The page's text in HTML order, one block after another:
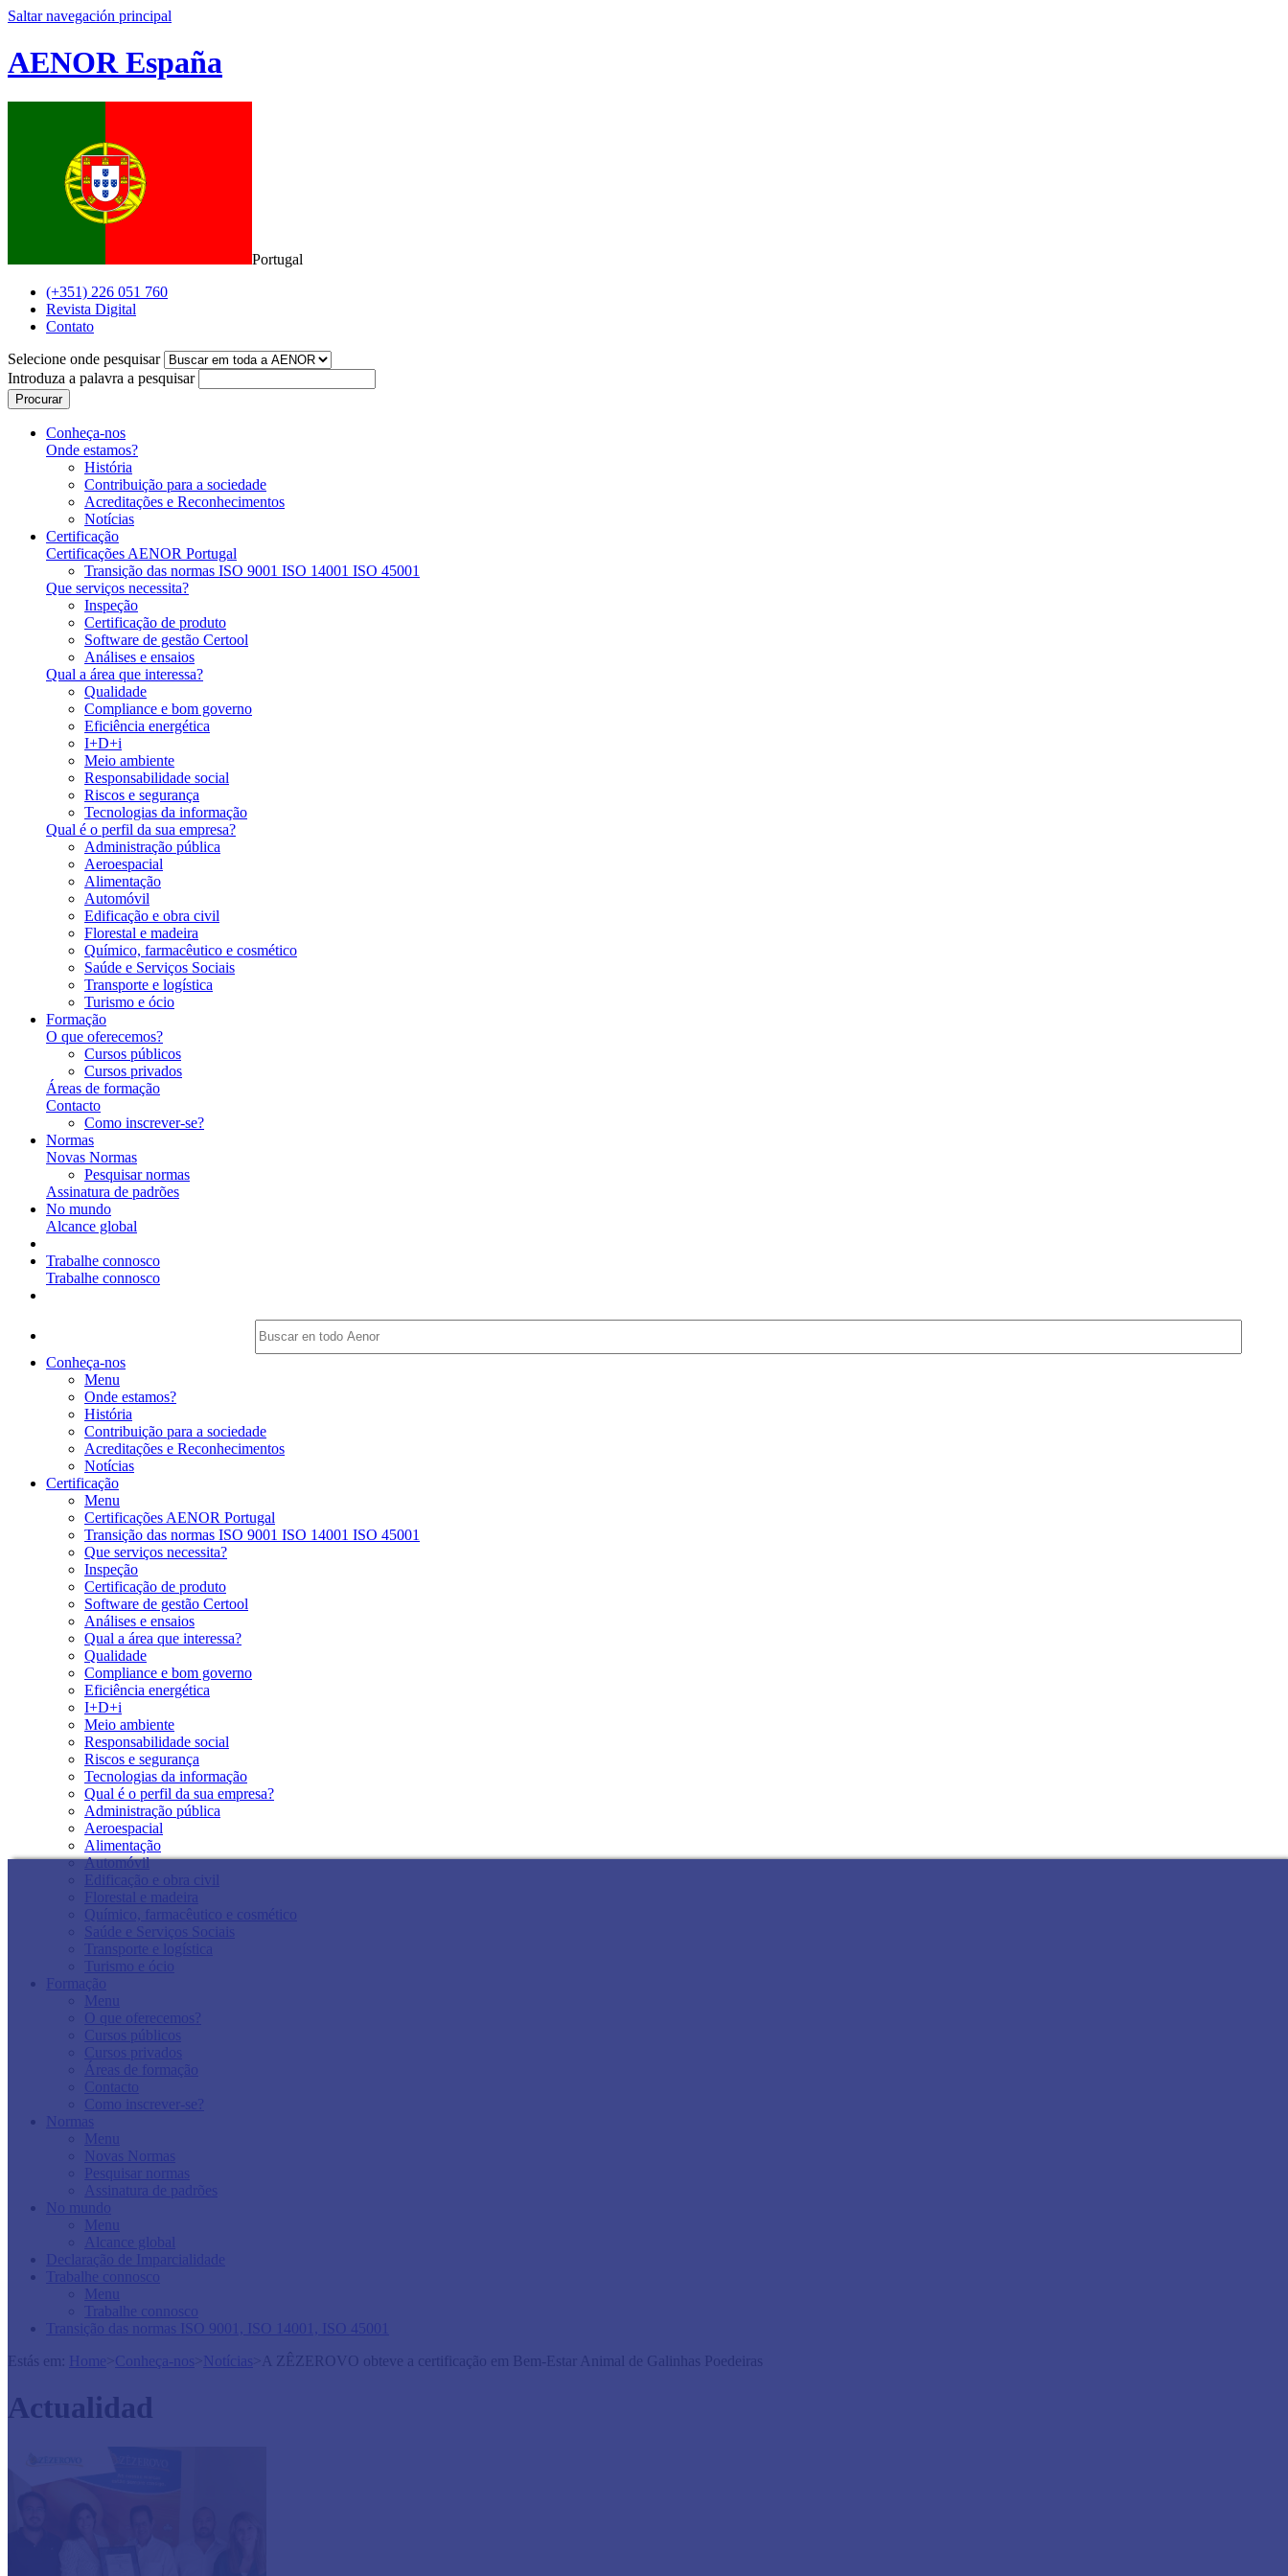
Saltar navegación principal
AENOR España
Portugal
(+351) 226 051 760
Revista Digital
Contato
Selecione onde pesquisar
Introduza a palavra a pesquisar
Procurar
Conheça-nos
Onde estamos?
História
Contribuição para a sociedade
Acreditações e Reconhecimentos
Notícias
Certificação
Certificações AENOR Portugal
Transição das normas ISO 9001 ISO 14001 ISO 45001
Que serviços necessita?
Inspeção
Certificação de produto
Software de gestão Certool
Análises e ensaios
Qual a área que interessa?
Qualidade
Compliance e bom governo
Eficiência energética
I+D+i
Meio ambiente
Responsabilidade social
Riscos e segurança
Tecnologias da informação
Qual é o perfil da sua empresa?
Administração pública
Aeroespacial
Alimentação
Automóvil
Edificação e obra civil
Florestal e madeira
Químico, farmacêutico e cosmético
Saúde e Serviços Sociais
Transporte e logística
Turismo e ócio
Formação
O que oferecemos?
Cursos públicos
Cursos privados
Áreas de formação
Contacto
Como inscrever-se?
Normas
Novas Normas
Pesquisar normas
Assinatura de padrões
No mundo
Alcance global
Trabalhe connosco
Trabalhe connosco
Conheça-nos
Menu
Onde estamos?
História
Contribuição para a sociedade
Acreditações e Reconhecimentos
Notícias
Certificação
Menu
Certificações AENOR Portugal
Transição das normas ISO 9001 ISO 14001 ISO 45001
Que serviços necessita?
Inspeção
Certificação de produto
Software de gestão Certool
Análises e ensaios
Qual a área que interessa?
Qualidade
Compliance e bom governo
Eficiência energética
I+D+i
Meio ambiente
Responsabilidade social
Riscos e segurança
Tecnologias da informação
Qual é o perfil da sua empresa?
Administração pública
Aeroespacial
Alimentação
Automóvil
Edificação e obra civil
Florestal e madeira
Químico, farmacêutico e cosmético
Saúde e Serviços Sociais
Transporte e logística
Turismo e ócio
Formação
Menu
O que oferecemos?
Cursos públicos
Cursos privados
Áreas de formação
Contacto
Como inscrever-se?
Normas
Menu
Novas Normas
Pesquisar normas
Assinatura de padrões
No mundo
Menu
Alcance global
Declaração de Imparcialidade
Trabalhe connosco
Menu
Trabalhe connosco
Transição das normas ISO 9001, ISO 14001, ISO 45001
Estás em:
Home >Conheça-nos >Notícias > A ZÊZEROVO obteve a certificação em Bem-Estar Animal de Galinhas Poedeiras
Actualidad